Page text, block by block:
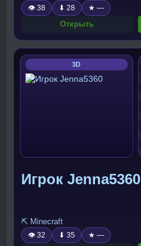
👁 38 ⬇ 28 ★ —
Открыть
3D
Игрок Jenna5360
⛏️ Minecraft
👁 32 ⬇ 35 ★ —